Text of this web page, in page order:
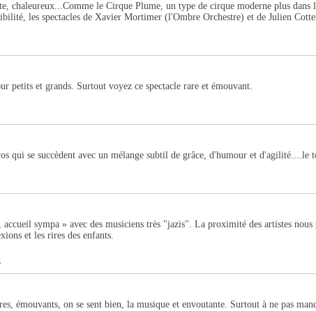
chaleureux...Comme le Cirque Plume, un type de cirque moderne plus
les spectacles de Xavier Mortimer (l'Ombre Orchestre) et de Julien
petits et grands. Surtout voyez ce spectacle rare et émouvant.
qui se succèdent avec un mélange subtil de grâce, d'humour et
sympa » avec des musiciens très "jazis". La proximité des artistes
et les rires des enfants.
émouvants, on se sent bien, la musique et envoutante. Surtout à ne pas